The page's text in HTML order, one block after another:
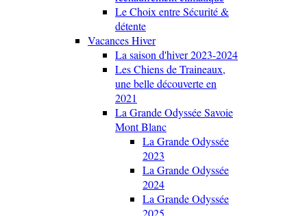
Le Choix entre Sécurité &
détente
Vacances Hiver
La saison d'hiver 2023-2024
Les Chiens de Traineaux,
une belle découverte en
2021
La Grande Odyssée Savoie
Mont Blanc
La Grande Odyssée
2023
La Grande Odyssée
2024
La Grande Odyssée